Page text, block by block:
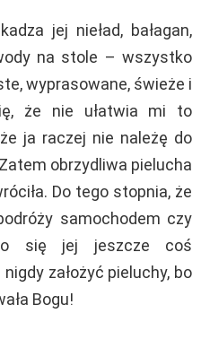
jej nieład, bałagan,
na stole – wszystko
wyprasowane, świeże i
że nie ułatwia mi to
ja raczej nie należę do
obrzydliwa pielucha
Do tego stopnia, że
samochodem czy
się jej jeszcze coś
założyć pieluchy, bo
Bogu!